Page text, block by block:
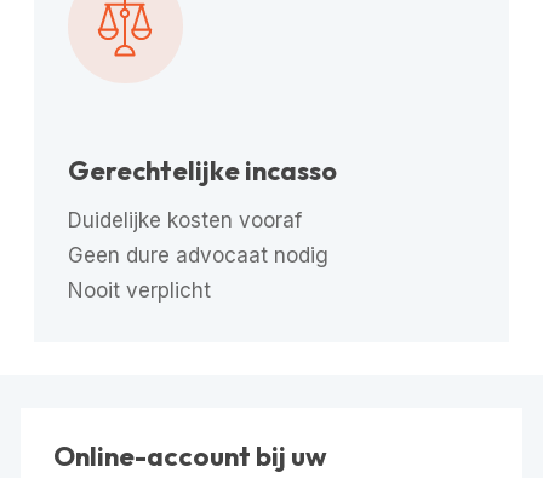
Gerechtelijke incasso
Duidelijke kosten vooraf
Geen dure advocaat nodig
Nooit verplicht
Online-account bij uw